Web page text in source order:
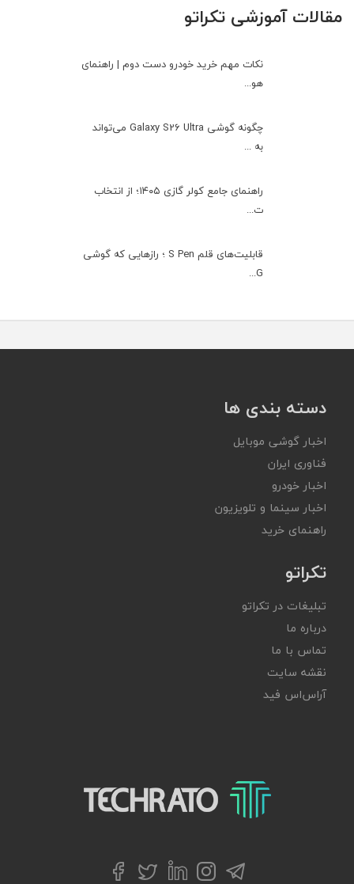
مقالات آموزشی تکراتو
نکات مهم خرید خودرو دست دوم | راهنمای
هو...
چگونه گوشی Galaxy S26 Ultra می‌تواند
به ...
راهنمای جامع کولر گازی ۱۴۰۵؛ از انتخاب
ت...
قابلیت‌های قلم S Pen ؛ رازهایی که گوشی
G...
دسته بندی ها
اخبار گوشی موبایل
فناوری ایران
اخبار خودرو
اخبار سینما و تلویزیون
راهنمای خرید
تکراتو
تبلیغات در تکراتو
درباره ما
تماس با ما
نقشه سایت
آر‌اس‌اس فید
تکراتو – زندگی با تکنولوژی
تلگراماینستاگرام
لینکداینتوییترفیسبوک